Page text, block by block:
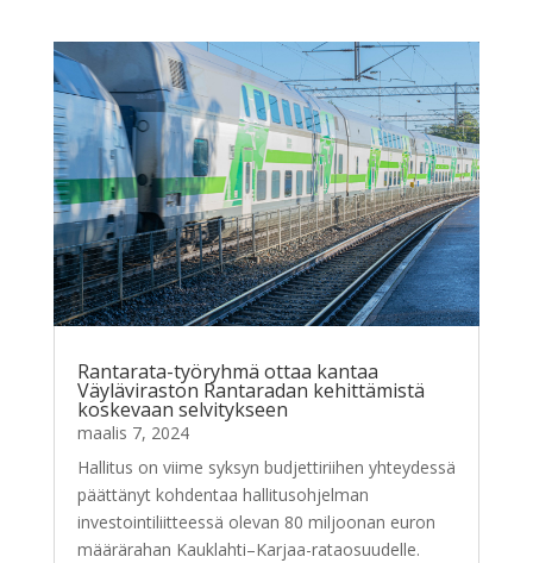
Rantarata-työryhmä ottaa kantaa
Väyläviraston Rantaradan kehittämistä
koskevaan selvitykseen
maalis 7, 2024
Hallitus on viime syksyn budjettiriihen yhteydessä
päättänyt kohdentaa hallitusohjelman
investointiliitteessä olevan 80 miljoonan euron
määrärahan Kauklahti–Karjaa-rataosuudelle.